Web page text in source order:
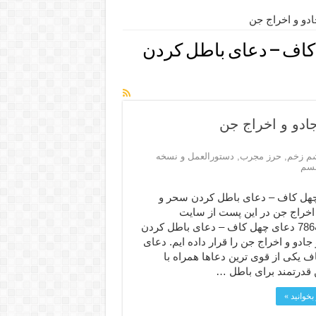
و اخراج جن
– دعای باطل کردن
و اخراج جن
زخم حرز مجرب
دستورالعمل و نسخه
کاف – دعای باطل کردن سحر و
اخراج جن در این پست از سایت
ملکوت786 دعای چهل کاف – دعای باطل کردن
و اخراج جن را قرار داده ایم. دعای
یکی از قوی ترین دعاها همراه با
قدرتمند برای باطل …
»